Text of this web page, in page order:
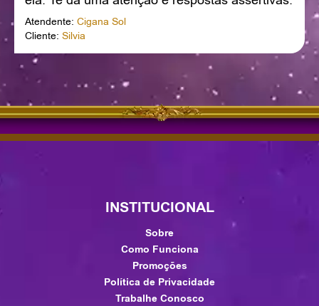
Obrigada querida.
Atendente: Cigana Sol
Cliente: Silvia
INSTITUCIONAL
Sobre
Como Funciona
Promoções
Política de Privacidade
Trabalhe Conosco